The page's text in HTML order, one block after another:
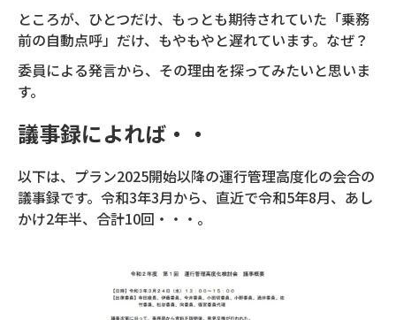
ところが、ひとつだけ、もっとも期待されていた「乗務
前の自動点呼」だけ、もやもやと遅れています。なぜ？
委員による発言から、その理由を探ってみたいと思いま
す。
議事録によれば・・
以下は、プラン2025開始以降の運行管理高度化の会合の
議事録です。令和3年3月から、直近で令和5年8月、あし
かけ2年半、合計10回・・・。